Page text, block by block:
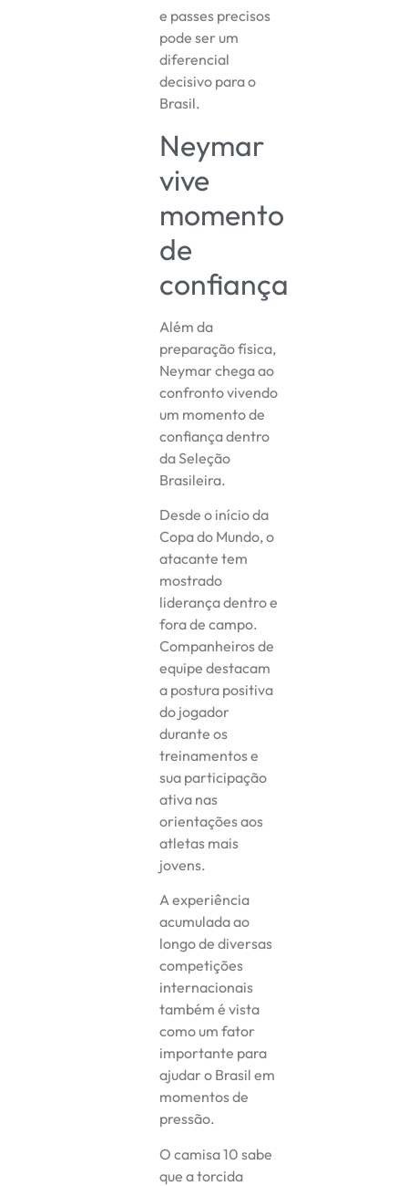
e passes precisos
pode ser um
diferencial
decisivo para o
Brasil.
Neymar
vive
momento
de
confiança
Além da
preparação física,
Neymar chega ao
confronto vivendo
um momento de
confiança dentro
da Seleção
Brasileira.
Desde o início da
Copa do Mundo, o
atacante tem
mostrado
liderança dentro e
fora de campo.
Companheiros de
equipe destacam
a postura positiva
do jogador
durante os
treinamentos e
sua participação
ativa nas
orientações aos
atletas mais
jovens.
A experiência
acumulada ao
longo de diversas
competições
internacionais
também é vista
como um fator
importante para
ajudar o Brasil em
momentos de
pressão.
O camisa 10 sabe
que a torcida